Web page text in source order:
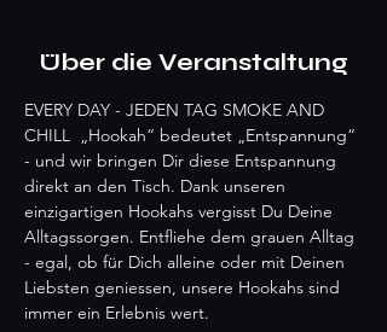
Über die Veranstaltung
EVERY DAY - JEDEN TAG SMOKE AND
CHILL  „Hookah“ bedeutet „Entspannung“
- und wir bringen Dir diese Entspannung
direkt an den Tisch. Dank unseren
einzigartigen Hookahs vergisst Du Deine
Alltagssorgen. Entfliehe dem grauen Alltag
- egal, ob für Dich alleine oder mit Deinen
Liebsten geniessen, unsere Hookahs sind
immer ein Erlebnis wert.